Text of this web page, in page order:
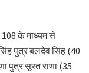
108 के माध्यम से
पुत्र बलदेव सिंह (40
पुत्र सूरत राणा (35